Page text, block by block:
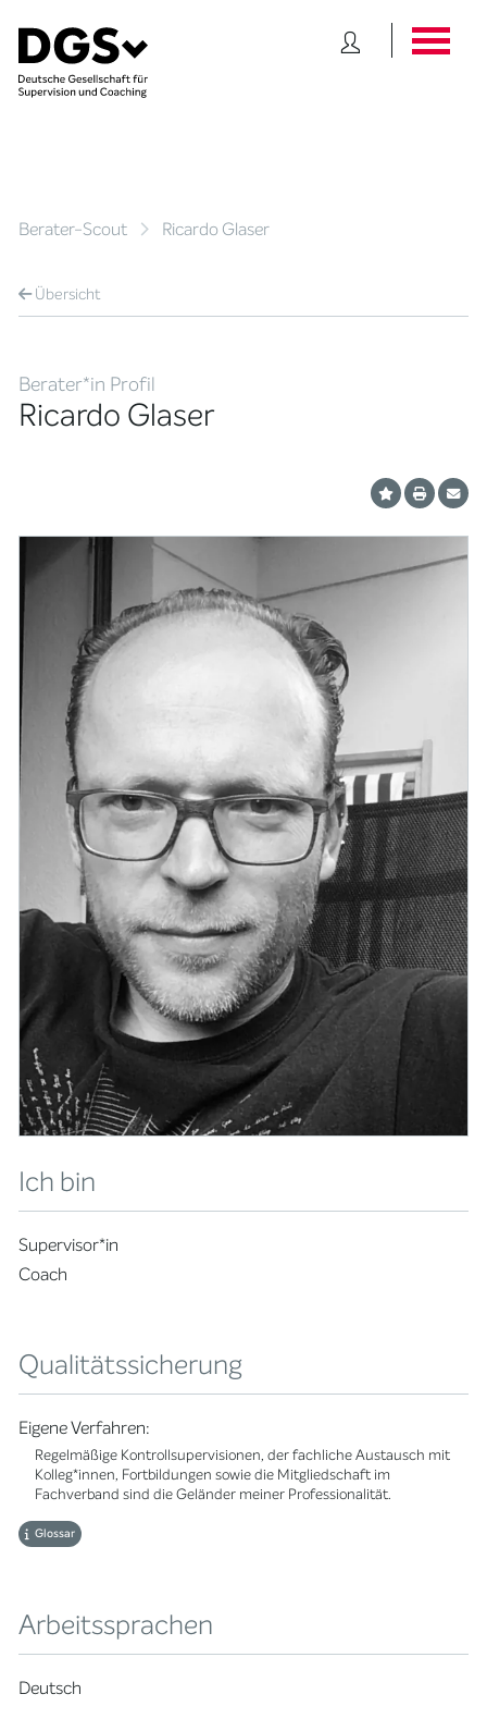
Berater-Scout Ricardo Glaser
Übersicht
Berater*in Profil
Ricardo Glaser
Ich bin
Supervisor*in
Coach
Qualitätssicherung
Eigene Verfahren:
Regelmäßige Kontrollsupervisionen, der fachliche Austausch mit
Kolleg*innen, Fortbildungen sowie die Mitgliedschaft im
Fachverband sind die Geländer meiner Professionalität.
Glossar
Arbeitssprachen
Deutsch